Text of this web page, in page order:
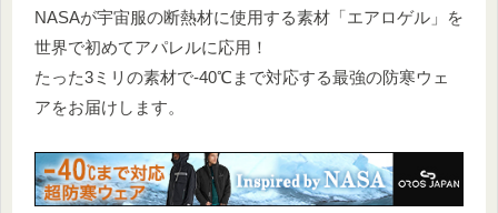
NASAが宇宙服の断熱材に使用する素材「エアロゲル」を
世界で初めてアパレルに応用！
たった3ミリの素材で-40℃まで対応する最強の防寒ウェ
アをお届けします。